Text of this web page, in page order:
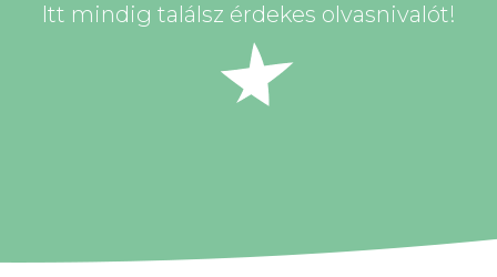
Itt mindig találsz érdekes olvasnivalót!